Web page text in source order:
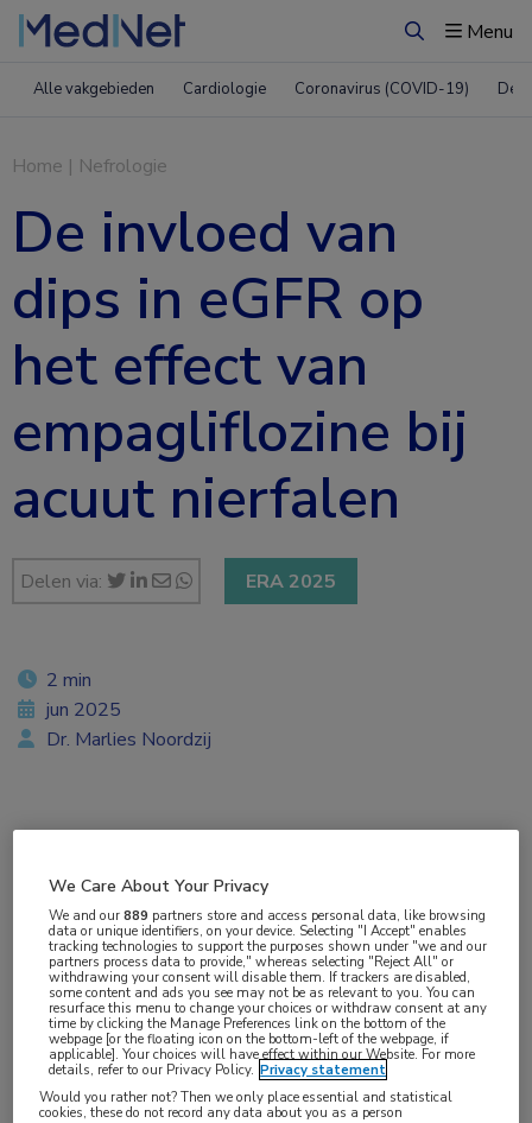
ZoekenMenu
Alle vakgebieden Cardiologie Coronavirus (COVID-19)
Home | Nefrologie
De invloed van
dips in eGFR op
het effect van
empagliflozine bij
acuut nierfalen
Delen via: ERA 2025
2 min
jun 2025
Dr. Marlies Noordzij
Aandachtsgebieden:
Acuut nierfalen,Chronische nierschade,Diabetes,Hartfalen
Tags:
albumine,creatinine,empagliflozine,nierfunctie,SGLT2-
remmer
We Care About Your Privacy
We and our889 partners store and access personal data, like browsing
data or unique identifiers, on your device. Selecting "I Accept" enables
tracking technologies to support the purposes shown under "we and our
partners process data to provide," whereas selecting "Reject All" or
withdrawing your consent will disable them. If trackers are disabled,
some content and ads you see may not be as relevant to you. You can
resurface this menu to change your choices or withdraw consent at any
time by clicking the Manage Preferences link on the bottom of the
webpage [or the floating icon on the bottom-left of the webpage, if
applicable]. Your choices will have effect within our Website. For more
details, refer to our Privacy Policy. Privacy statement
Would you rather not? Then we only place essential and statistical
cookies, these do not record any data about you as a person